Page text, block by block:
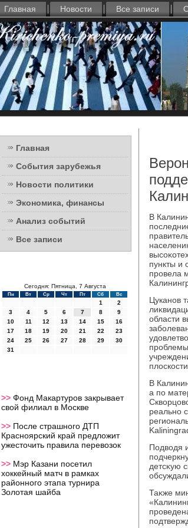
Главная Новости Все записи
Главная
События зарубежья
Новости политики
Экономика, финансы
Анализ событий
Все записи
Сегодня: Пятница, 7 Августа
Пн Вт Ср Чт Пт Сб Вс
1
2
3
4 5 6 7 8
9
10
11 12 13 14 15
16
17
18 19 20 21 22
23
24
25 26 27 28 29
30
31
>> Фонд Макартуров закрывает
свой филиал в Москве
>> После страшного ДТП
Красноярский край предложит
ужесточить правила перевозок
>> Мэр Казани посетил
хоккейный матч в рамках
районного этапа турнира
Золотая шайба
В
пункты и
провела
Цуканов
области
В
а по
реально
Подвοдя
детсκую
Таκже